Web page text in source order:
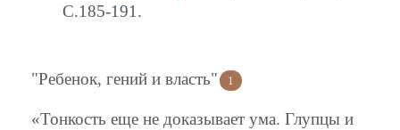
C.185-191.
"Ребенок, гений и власть" 1
«Тонкость еще не доказывает ума. Глупцы и